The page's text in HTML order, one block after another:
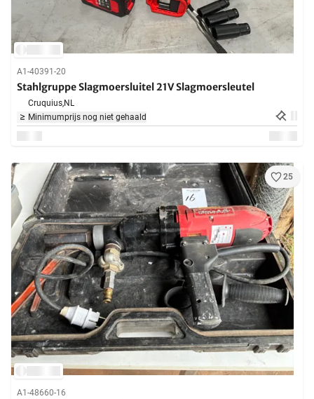
A1-40391-20
Stahlgruppe Slagmoersluitel 21V Slagmoersleutel
Cruquius,NL
Minimumprijs nog niet gehaald
25
A1-48660-16